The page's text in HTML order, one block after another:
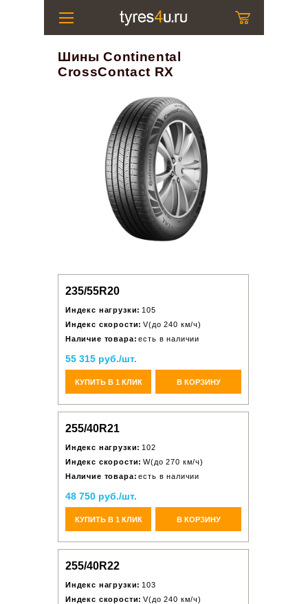
Шины Continental
CrossContact RX
235/55R20
Индекс нагрузки: 105
Индекс скорости: V(до 240 км/ч)
Наличие товара: есть в наличии
55 315 руб./шт.
КУПИТЬ В 1 КЛИК В КОРЗИНУ
255/40R21
Индекс нагрузки: 102
Индекс скорости: W(до 270 км/ч)
Наличие товара: есть в наличии
48 750 руб./шт.
КУПИТЬ В 1 КЛИК В КОРЗИНУ
255/40R22
Индекс нагрузки: 103
Индекс скорости: V(до 240 км/ч)